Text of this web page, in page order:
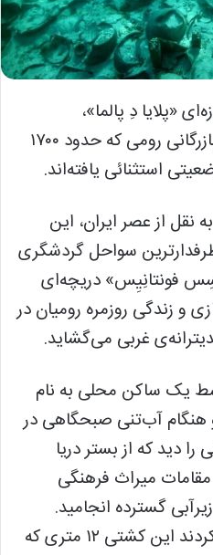
«پلایا دِ پالما»،
باستان‌شناسان یک کشتی بازرگانی رومی که حدود ۱۷۰۰
استثنائی یافته‌اند.
نقل از عصر ایران، این
سواحل گردشگری
فونتانِیِس» دریچه‌ای
و زندگی روزمره رومیان در
غربی می‌گشاید.
یک ساکن محلی به نام
هنگام آب‌تنی صبحگاهی در
را دید که از بستر دریا
مقامات میراث فرهنگی
گسترده انجامید.
کارشناسان خیلی زود تأیید کردند این کشتی ۱۲ متری که